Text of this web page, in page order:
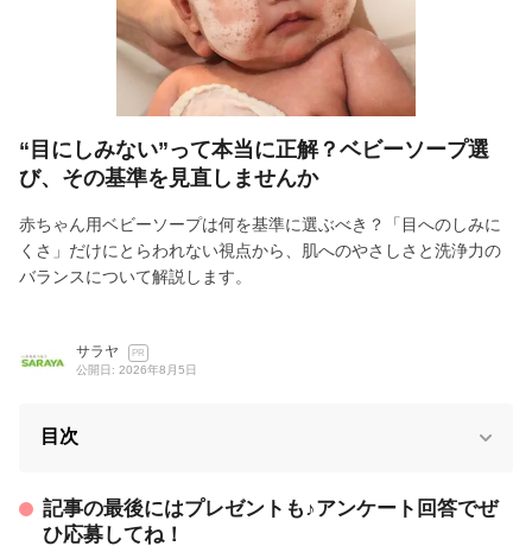
“目にしみない”って本当に正解？ベビーソープ選
び、その基準を見直しませんか
赤ちゃん用ベビーソープは何を基準に選ぶべき？「目へのしみに
くさ」だけにとらわれない視点から、肌へのやさしさと洗浄力の
バランスについて解説します。
サラヤ PR
公開日: 2026年8月5日
目次
記事の最後にはプレゼントも♪アンケート回答でぜ
ひ応募してね！